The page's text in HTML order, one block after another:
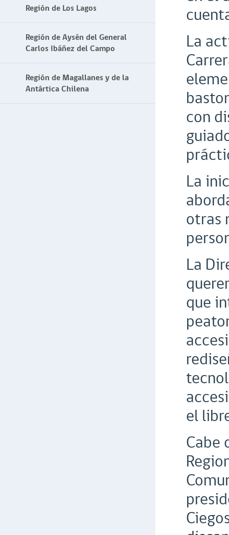
Región de Los Lagos
Región de Aysén del General
Carlos Ibáñez del Campo
Región de Magallanes y de la
Antártica Chilena
La
con
La
otras
La
que
el
Cabe